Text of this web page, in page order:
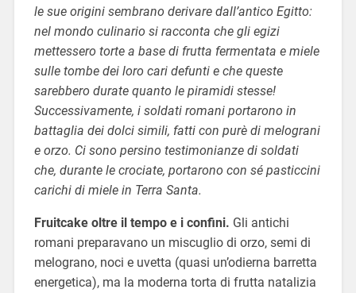
le sue origini sembrano derivare dall’antico Egitto:
nel mondo culinario si racconta che gli egizi
mettessero torte a base di frutta fermentata e miele
sulle tombe dei loro cari defunti e che queste
sarebbero durate quanto le piramidi stesse!
Successivamente, i soldati romani portarono in
battaglia dei dolci simili, fatti con purè di melograni
e orzo. Ci sono persino testimonianze di soldati
che, durante le crociate, portarono con sé pasticcini
carichi di miele in Terra Santa.
Fruitcake oltre il tempo e i confini. Gli antichi
romani preparavano un miscuglio di orzo, semi di
melograno, noci e uvetta (quasi un’odierna barretta
energetica), ma la moderna torta di frutta natalizia